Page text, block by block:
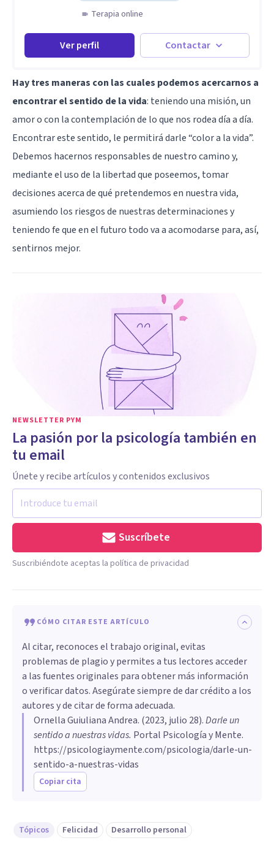
Terapia online
Ver perfil Contactar
Hay tres maneras con las cuales podemos acercarnos a
encontrar el sentido de la vida: teniendo una misión, un
amor o con la contemplación de lo que nos rodea día a día.
Encontrar este sentido, le permitirá darle “color a la vida”.
Debemos hacernos responsables de nuestro camino y,
mediante el uso de la libertad que poseemos, tomar
decisiones acerca de qué pretendemos en nuestra vida,
asumiendo los riesgos de nuestras determinaciones y
teniendo fe que en el futuro todo va a acomodarse para, así,
sentirnos mejor.
NEWSLETTER PYM
La pasión por la psicología también en
tu email
Únete y recibe artículos y contenidos exclusivos
Suscríbete
Suscribiéndote aceptas la política de privacidad
CÓMO CITAR ESTE ARTÍCULO
Al citar, reconoces el trabajo original, evitas
problemas de plagio y permites a tus lectores acceder
a las fuentes originales para obtener más información
o verificar datos. Asegúrate siempre de dar crédito a los
autores y de citar de forma adecuada.
Ornella Guiuliana Andrea. (2023, julio 28).Darle un
sentido a nuestras vidas. Portal Psicología y Mente.
https://psicologiaymente.com/psicologia/darle-un-
sentido-a-nuestras-vidas
Copiar cita
Tópicos Felicidad Desarrollo personal